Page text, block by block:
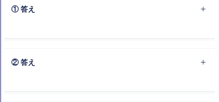
① 答え
② 答え